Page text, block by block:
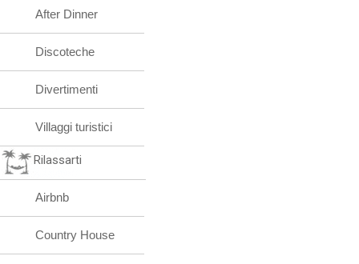
After Dinner
Discoteche
Divertimenti
Villaggi turistici
Rilassarti
Airbnb
Country House